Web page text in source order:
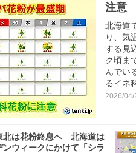
注意
北海道
り、気
する見
ク頃ま
んでい
るイネ
2026/04/
北は花粉終息へ 北海道は
ンウィークにかけて「シラ